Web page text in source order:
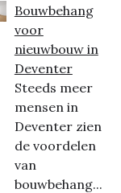
Bouwbehang
voor
nieuwbouw in
Deventer
Steeds meer
mensen in
Deventer zien
de voordelen
van
bouwbehang...